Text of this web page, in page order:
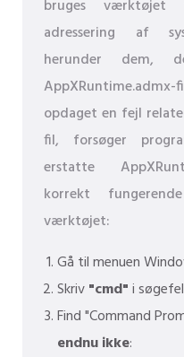
bruges
adressering af
herunder dem,
opdaget en fejl
fil, forsøger
erstatte
korrekt
værktøjet:
Gå til menuen
Skriv"cmd"i
Find "Command
endnu ikke: